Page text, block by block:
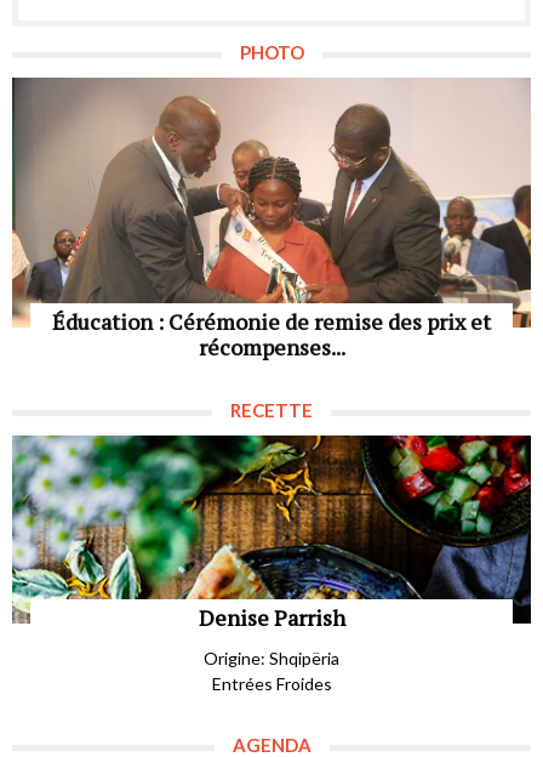
PHOTO
Éducation : Cérémonie de remise des prix et
récompenses...
RECETTE
Denise Parrish
Origine: Shqipëria
Entrées Froides
AGENDA